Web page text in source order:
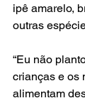
ipê amarelo,
outras
“Eu não
crianças e os
alimentam